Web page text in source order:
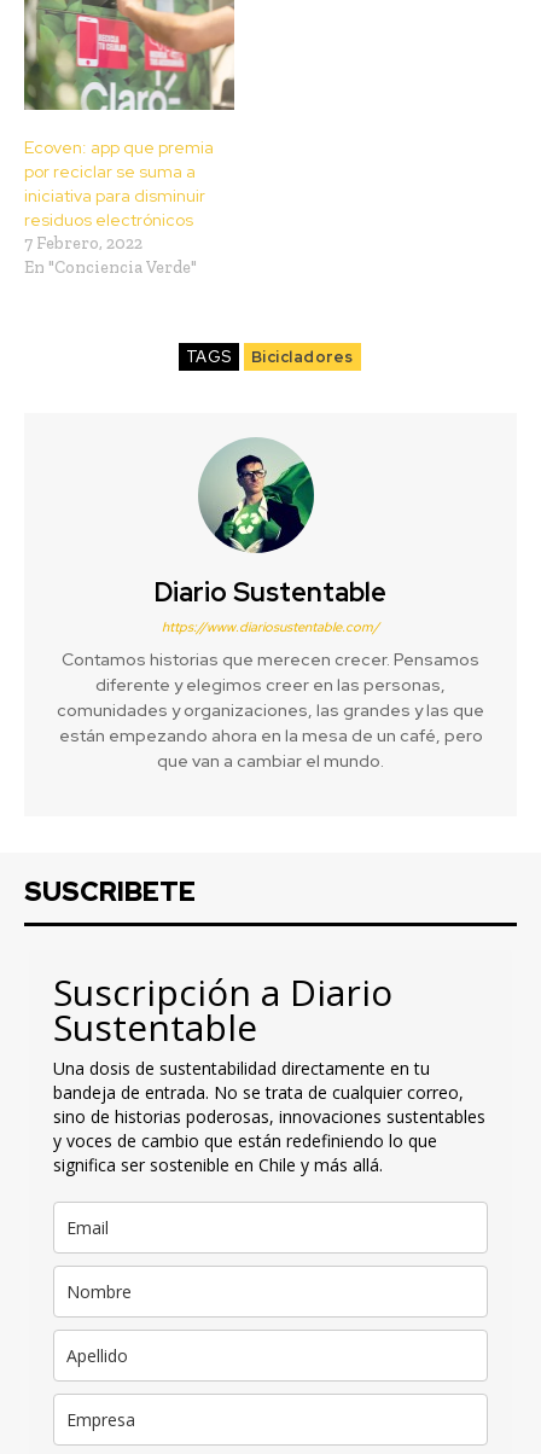
Ecoven: app que premia
por reciclar se suma a
iniciativa para disminuir
residuos electrónicos
7 Febrero, 2022
En "Conciencia Verde"
TAGS Bicicladores
Diario Sustentable
https://www.diariosustentable.com/
Contamos historias que merecen crecer. Pensamos
diferente y elegimos creer en las personas,
comunidades y organizaciones, las grandes y las que
están empezando ahora en la mesa de un café, pero
que van a cambiar el mundo.
SUSCRIBETE
Suscripción a Diario
Sustentable
Una dosis de sustentabilidad directamente en tu
bandeja de entrada. No se trata de cualquier correo,
sino de historias poderosas, innovaciones sustentables
y voces de cambio que están redefiniendo lo que
significa ser sostenible en Chile y más allá.